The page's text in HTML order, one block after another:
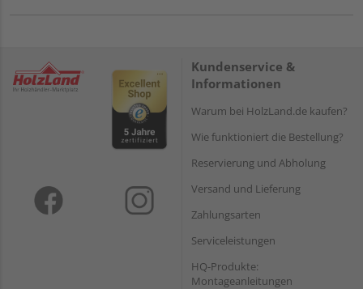
Kundenservice &
Informationen
Warum bei HolzLand.de kaufen?
Wie funktioniert die Bestellung?
Reservierung und Abholung
Versand und Lieferung
Zahlungsarten
Serviceleistungen
HQ-Produkte:
Montageanleitungen